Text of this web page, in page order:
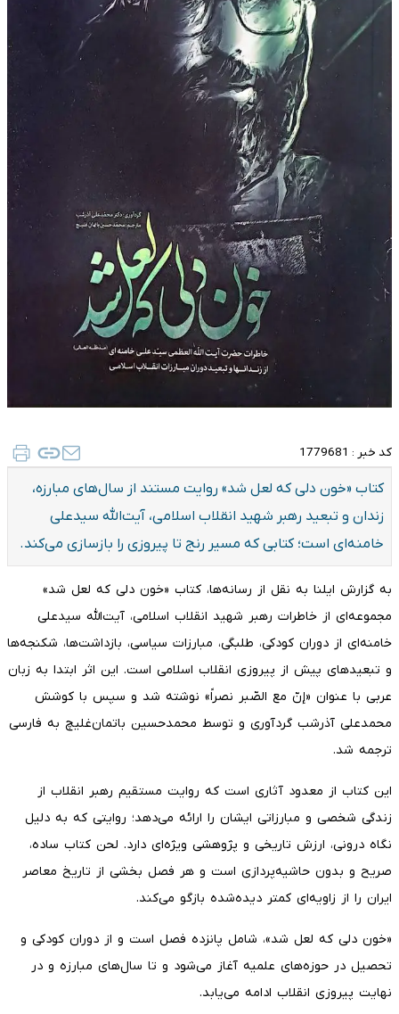
کد خبر : 1779681
کتاب «خون دلی که لعل شد» روایت مستند از سال‌های مبارزه،
زندان و تبعید رهبر شهید انقلاب اسلامی، آیت‌الله سیدعلی
خامنه‌ای است؛ کتابی که مسیر رنج تا پیروزی را بازسازی می‌کند.
به گزارش ایلنا به نقل از رسانه‌ها، کتاب «خون دلی که لعل شد»
مجموعه‌ای از خاطرات رهبر شهید انقلاب اسلامی، آیت‌الله سیدعلی
خامنه‌ای از دوران کودکی، طلبگی، مبارزات سیاسی، بازداشت‌ها، شکنجه‌ها
و تبعیدهای پیش از پیروزی انقلاب اسلامی است. این اثر ابتدا به زبان
عربی با عنوان «إنّ مع الصّبر نصراً» نوشته شد و سپس با کوشش
محمدعلی آذرشب گردآوری و توسط محمدحسین باتمان‌غلیچ به فارسی
ترجمه شد.
این کتاب از معدود آثاری است که روایت مستقیم رهبر انقلاب از
زندگی شخصی و مبارزاتی ایشان را ارائه می‌دهد؛ روایتی که به دلیل
نگاه درونی، ارزش تاریخی و پژوهشی ویژه‌ای دارد. لحن کتاب ساده،
صریح و بدون حاشیه‌پردازی است و هر فصل بخشی از تاریخ معاصر
ایران را از زاویه‌ای کمتر دیده‌شده بازگو می‌کند.
«خون دلی که لعل شد»، شامل پانزده فصل است و از دوران کودکی و
تحصیل در حوزه‌های علمیه آغاز می‌شود و تا سال‌های مبارزه و در
نهایت پیروزی انقلاب ادامه می‌یابد.